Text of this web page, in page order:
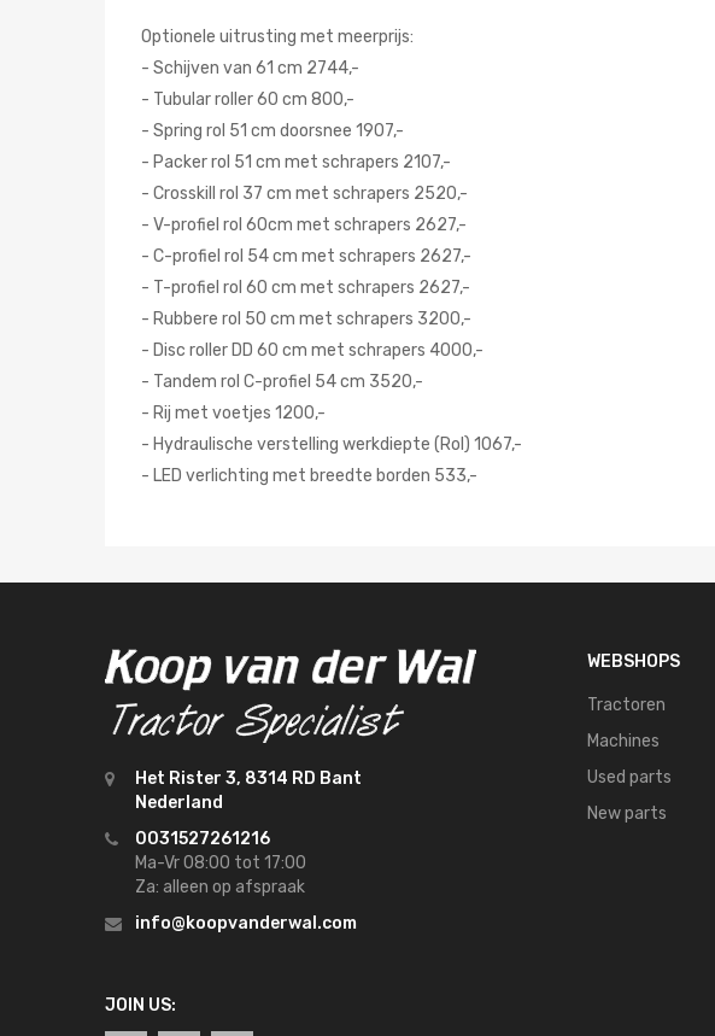
Optionele uitrusting met meerprijs:
- Schijven van 61 cm 2744,-
- Tubular roller 60 cm 800,-
- Spring rol 51 cm doorsnee 1907,-
- Packer rol 51 cm met schrapers 2107,-
- Crosskill rol 37 cm met schrapers 2520,-
- V-profiel rol 60cm met schrapers 2627,-
- C-profiel rol 54 cm met schrapers 2627,-
- T-profiel rol 60 cm met schrapers 2627,-
- Rubbere rol 50 cm met schrapers 3200,-
- Disc roller DD 60 cm met schrapers 4000,-
- Tandem rol C-profiel 54 cm 3520,-
- Rij met voetjes 1200,-
- Hydraulische verstelling werkdiepte (Rol) 1067,-
- LED verlichting met breedte borden 533,-
Het Rister 3, 8314 RD Bant
Nederland
0031527261216
Ma-Vr 08:00 tot 17:00
Za: alleen op afspraak
info@koopvanderwal.com
JOIN US:
WEBSHOPS
Tractoren
Machines
Used parts
New parts